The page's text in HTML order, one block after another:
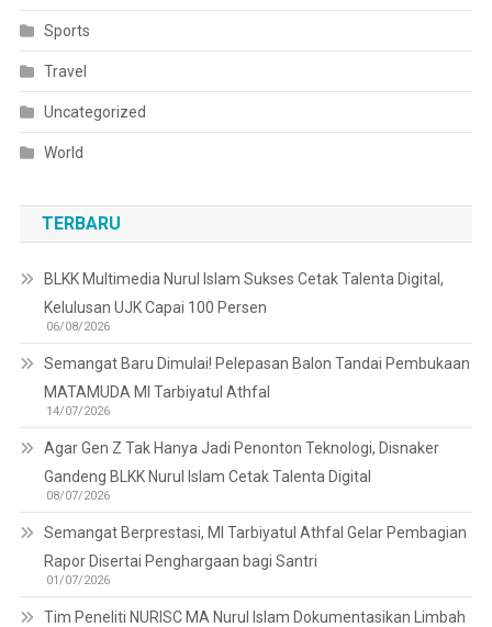
Sports
Travel
Uncategorized
World
TERBARU
BLKK Multimedia Nurul Islam Sukses Cetak Talenta Digital,
Kelulusan UJK Capai 100 Persen
06/08/2026
Semangat Baru Dimulai! Pelepasan Balon Tandai Pembukaan
MATAMUDA MI Tarbiyatul Athfal
14/07/2026
Agar Gen Z Tak Hanya Jadi Penonton Teknologi, Disnaker
Gandeng BLKK Nurul Islam Cetak Talenta Digital
08/07/2026
Semangat Berprestasi, MI Tarbiyatul Athfal Gelar Pembagian
Rapor Disertai Penghargaan bagi Santri
01/07/2026
Tim Peneliti NURISC MA Nurul Islam Dokumentasikan Limbah